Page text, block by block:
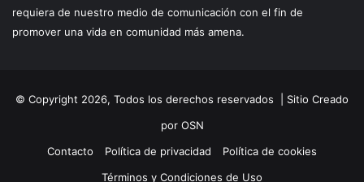
requiera de nuestro medio de comunicación con el fin de
promover una vida en comunidad más amena.
© Copyright 2026, Todos los derechos reservados | Sitio Creado
por OSN
Contacto
Política de privacidad
Política de cookies
Términos y Condiciones de Uso